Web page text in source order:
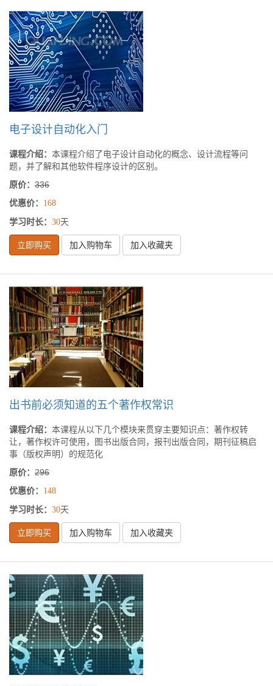
电子设计自动化入门
课程介绍： 本课程介绍了电子设计自动化的概念、设计流程等问
题，并了解和其他软件程序设计的区别。
原价： 336
优惠价： 168
学习时长： 30天
立即购买 加入购物车 加入收藏夹
出书前必须知道的五个著作权常识
课程介绍： 本课程从以下几个模块来贯穿主要知识点：著作权转
让，著作权许可使用，图书出版合同，报刊出版合同，期刊征稿启
事（版权声明）的规范化
原价： 296
优惠价： 148
学习时长： 30天
立即购买 加入购物车 加入收藏夹